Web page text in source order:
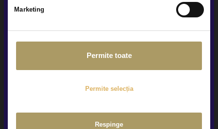
Marketing
Permite toate
Permite selecția
Respinge
Prezentare video la distanta
Contract Buy-Back & Trade-In